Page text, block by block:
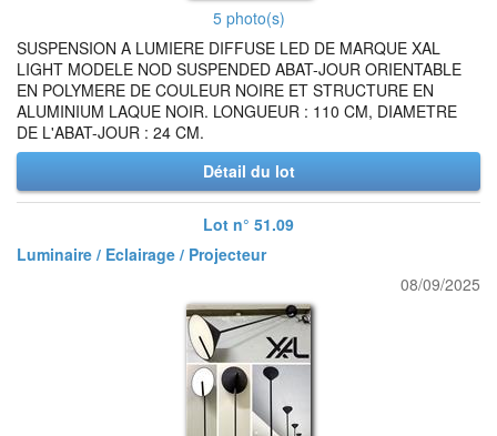
5 photo(s)
SUSPENSION A LUMIERE DIFFUSE LED DE MARQUE XAL
LIGHT MODELE NOD SUSPENDED ABAT-JOUR ORIENTABLE
EN POLYMERE DE COULEUR NOIRE ET STRUCTURE EN
ALUMINIUM LAQUE NOIR. LONGUEUR : 110 CM, DIAMETRE
DE L'ABAT-JOUR : 24 CM.
Détail du lot
Lot n° 51.09
Luminaire / Eclairage / Projecteur
08/09/2025